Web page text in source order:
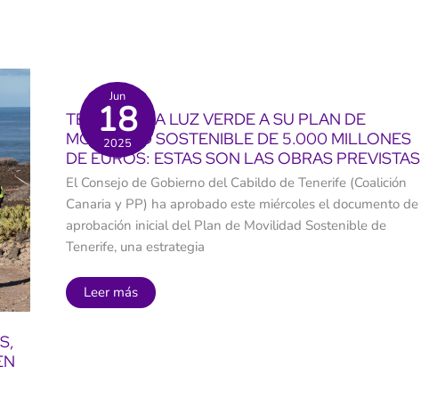
se
extiende
por
toda
España
Jun
18
2025
TENERIFE DA LUZ VERDE A SU PLAN DE
MOVILIDAD SOSTENIBLE DE 5.000 MILLONES
DE EUROS: ESTAS SON LAS OBRAS PREVISTAS
El Consejo de Gobierno del Cabildo de Tenerife (Coalición
Canaria y PP) ha aprobado este miércoles el documento de
aprobación inicial del Plan de Movilidad Sostenible de
Tenerife, una estrategia
Tenerife
da
Leer más